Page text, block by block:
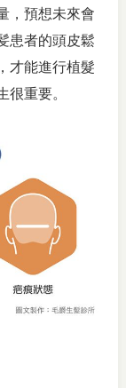
，預想未來會
患者的頭皮鬆
才能進行植髮
很重要。